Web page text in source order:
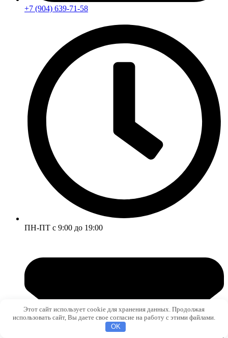
+7 (904) 639-71-58
ПН-ПТ с 9:00 до 19:00
Этот сайт использует cookie для хранения данных. Продолжая
использовать сайт, Вы даете свое согласие на работу с этими файлами.
OK